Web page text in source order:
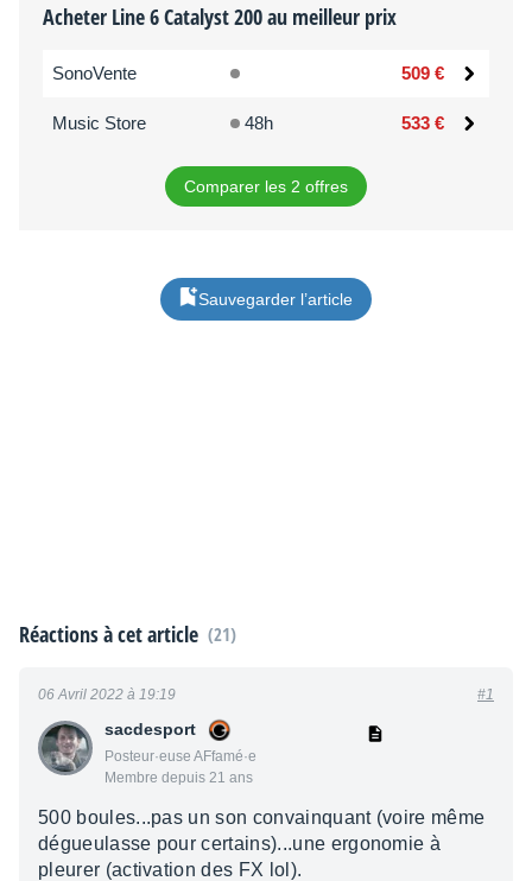
Acheter Line 6 Catalyst 200 au meilleur prix
SonoVente 509 €
Music Store 48h 533 €
Comparer les 2 offres
Sauvegarder l’article
Réactions à cet article (21)
sacdesport
Posteur·euse AFfamé·e
Membre depuis 21 ans
06 Avril 2022 à 19:19 #1
500 boules...pas un son convainquant (voire même
dégueulasse pour certains)...une ergonomie à
pleurer (activation des FX lol).